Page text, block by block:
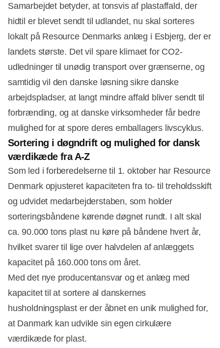
Samarbejdet betyder, at tonsvis af plastaffald, der
hidtil er blevet sendt til udlandet, nu skal sorteres
lokalt på Resource Denmarks anlæg i Esbjerg, der er
landets største. Det vil spare klimaet for CO2-
udledninger til unødig transport over grænserne, og
samtidig vil den danske løsning sikre danske
arbejdspladser, at langt mindre affald bliver sendt til
forbrænding, og at danske virksomheder får bedre
mulighed for at spore deres emballagers livscyklus.
Sortering i døgndrift og mulighed for dansk
værdikæde fra A-Z
Som led i forberedelserne til 1. oktober har Resource
Denmark opjusteret kapaciteten fra to- til treholdsskift
og udvidet medarbejderstaben, som holder
sorteringsbåndene kørende døgnet rundt. I alt skal
ca. 90.000 tons plast nu køre på båndene hvert år,
hvilket svarer til lige over halvdelen af anlæggets
kapacitet på 160.000 tons om året.
Med det nye producentansvar og et anlæg med
kapacitet til at sortere al danskernes
husholdningsplast er der åbnet en unik mulighed for,
at Danmark kan udvikle sin egen cirkulære
værdikæde for plast.